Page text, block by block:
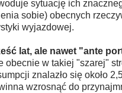
sytuację ich
sobie) obecnych
wyjazdowej.
lat, ale nawet "ante
obecnie w takiej "szarej"
znalazło się około
wzrosnąć do